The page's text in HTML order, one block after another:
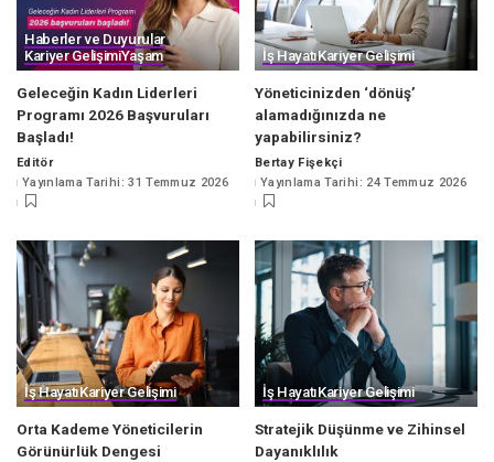
Haberler ve Duyurular
Kariyer GelişimiYaşam
Geleceğin Kadın Liderleri
Programı 2026 Başvuruları
Başladı!
Posted
by
Editör
Yayınlama Tarihi: 31 Temmuz 2026
İş HayatıKariyer Gelişimi
Yöneticinizden ‘dönüş’
alamadığınızda ne
yapabilirsiniz?
Posted
by
Bertay Fişekçi
Yayınlama Tarihi: 24 Temmuz 2026
İş HayatıKariyer Gelişimi
Orta Kademe Yöneticilerin
Görünürlük Dengesi
İş HayatıKariyer Gelişimi
Stratejik Düşünme ve Zihinsel
Dayanıklılık